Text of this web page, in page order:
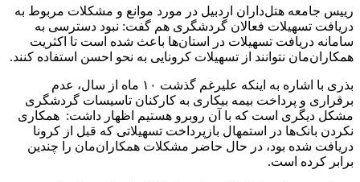
رییس جامعه هتل‌داران اردبیل در مورد موانع و مشکلات مربوط به
دریافت تسهیلات فعالان گردشگری هم گفت: نبود‌ دسترسی به
سامانه‌ دریافت تسهیلات در استان‌ها باعث شده است تا اکثریت
همکاران‌مان نتوانند از تسهیلات کرونایی به نحو احسن استفاده کنند.
بذری با اشاره به اینکه علیرغم گذشت ۱۰ ماه از سال، عدم
برقراری و پرداخت بیمه بیکاری به کارکنان تاسیسات گردشگری
مشکل دیگری است که با آن روبرو هستیم اظهار داشت: همکاری
نکردن بانک‌ها در استمهال بازپرداخت تسهیلاتی که قبل از کرونا
دریافت شده بود، در حال حاضر مشکلات همکاران‌مان را چندین
برابر کرده است.